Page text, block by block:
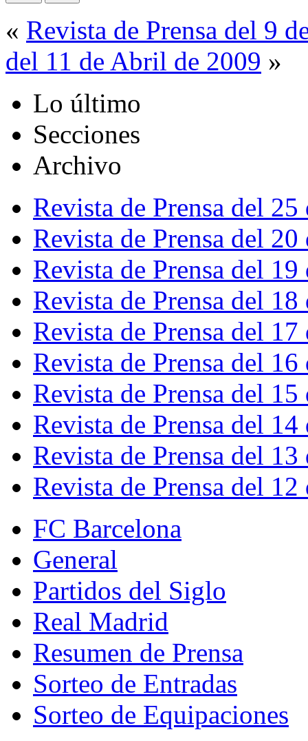
« Revista de Prensa del 9
del 11 de Abril de 2009 »
Lo último
Secciones
Archivo
Revista de Prensa del
Revista de Prensa del
Revista de Prensa del
Revista de Prensa del
Revista de Prensa del
Revista de Prensa del
Revista de Prensa del
Revista de Prensa del
Revista de Prensa del
Revista de Prensa del
FC Barcelona
General
Partidos del Siglo
Real Madrid
Resumen de Prensa
Sorteo de Entradas
Sorteo de Equipaciones